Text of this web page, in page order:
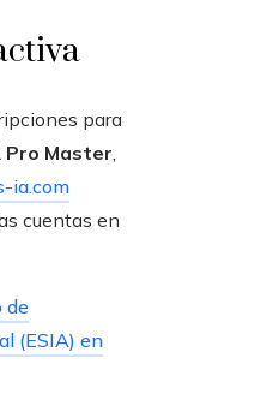
para
Pro Master,
ia.com
cuentas en
de
(ESIA) en